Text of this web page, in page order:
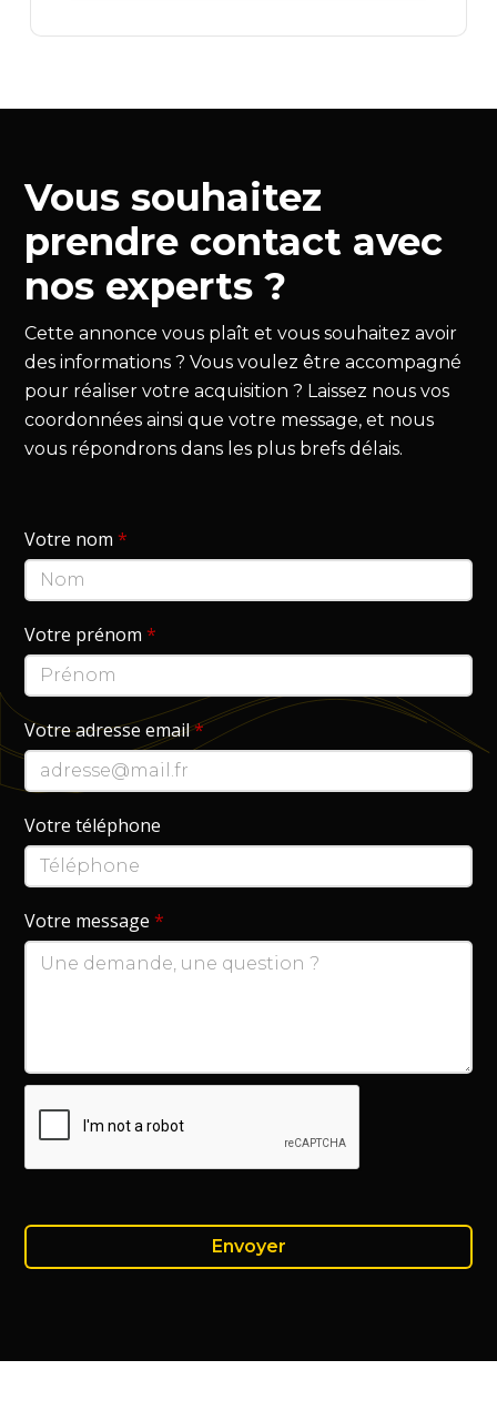
Vous souhaitez
prendre contact avec
nos experts ?
Cette annonce vous plaît et vous souhaitez avoir
des informations ? Vous voulez être accompagné
pour réaliser votre acquisition ? Laissez nous vos
coordonnées ainsi que votre message, et nous
vous répondrons dans les plus brefs délais.
Votre nom*
Votre prénom*
Votre adresse email*
Votre téléphone
Votre message*